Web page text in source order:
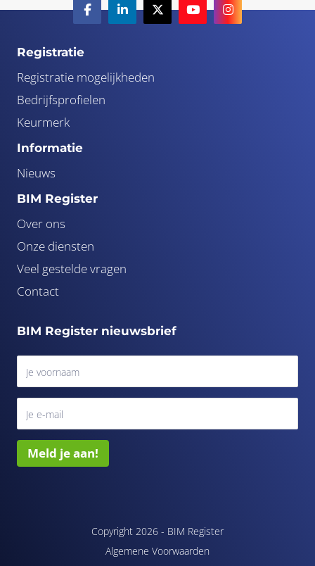
Registratie
Registratie mogelijkheden
Bedrijfsprofielen
Keurmerk
Informatie
Nieuws
BIM Register
Over ons
Onze diensten
Veel gestelde vragen
Contact
BIM Register nieuwsbrief
Meld je aan!
Copyright 2026 - BIM Register
Algemene Voorwaarden